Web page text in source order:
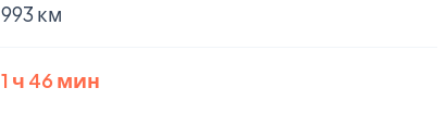
993 км
1 ч 46 мин